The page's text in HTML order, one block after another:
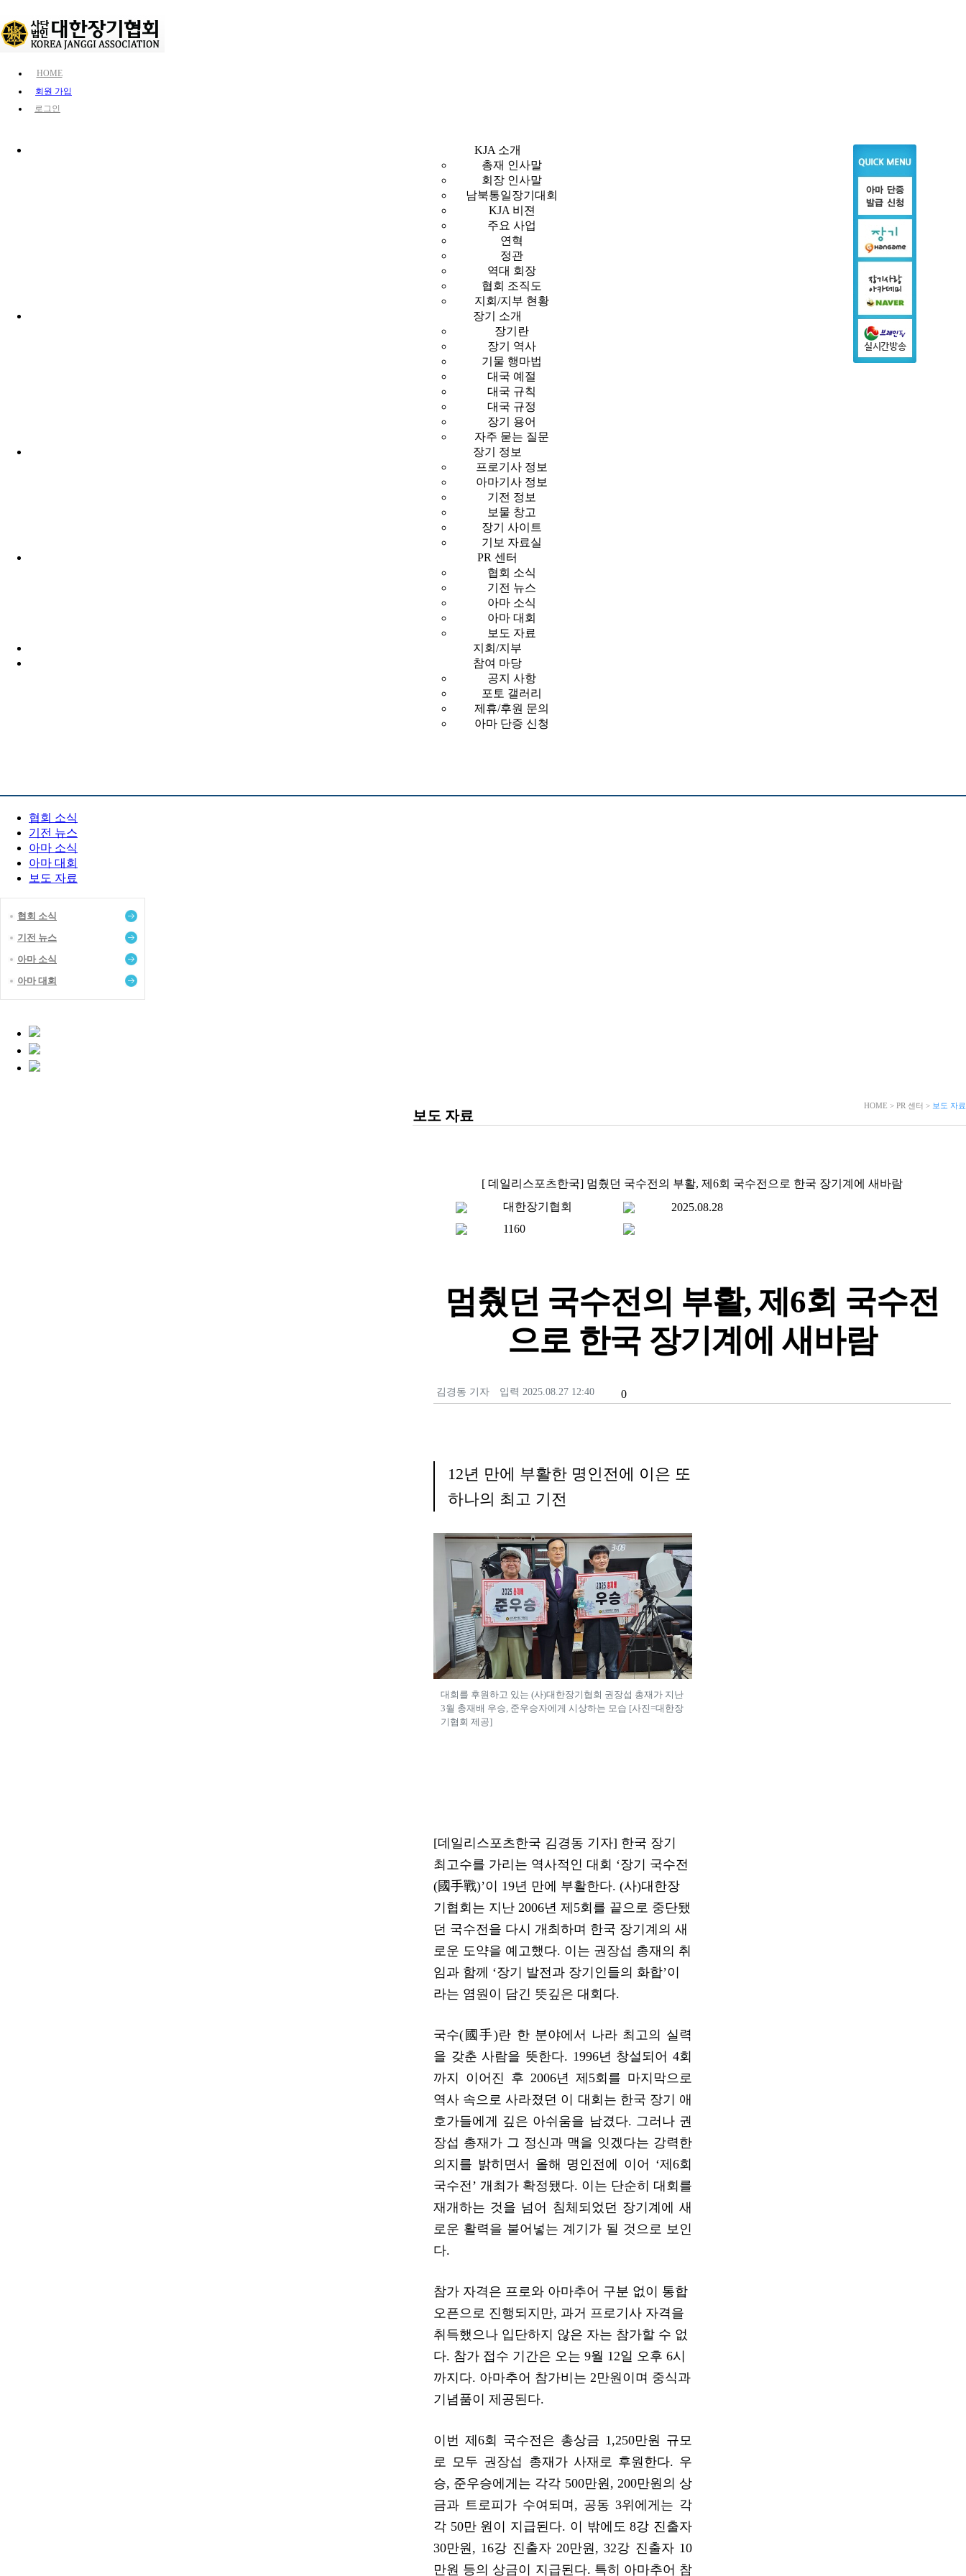
HOME
회원 가입
로그인
KJA 소개
총재 인사말
회장 인사말
남북통일장기대회
KJA 비젼
주요 사업
연혁
정관
역대 회장
협회 조직도
지회/지부 현황
장기 소개
장기란
장기 역사
기물 행마법
대국 예절
대국 규칙
대국 규정
장기 용어
자주 묻는 질문
장기 정보
프로기사 정보
아마기사 정보
기전 정보
보물 창고
장기 사이트
기보 자료실
PR 센터
협회 소식
기전 뉴스
아마 소식
아마 대회
보도 자료
지회/지부
참여 마당
공지 사항
포토 갤러리
제휴/후원 문의
아마 단증 신청
협회 소식
기전 뉴스
아마 소식
아마 대회
보도 자료
협회 소식
기전 뉴스
아마 소식
아마 대회
보도 자료
HOME > PR 센터 > 보도 자료
[ 데일리스포츠한국] 멈췄던 국수전의 부활, 제6회 국수전으로 한국 장기계에 새바람
대한장기협회
2025.08.28
1160
멈췄던 국수전의 부활, 제6회 국수전
으로 한국 장기계에 새바람
기
자
김경동 기자 입력 2025.08.27 12:40 0본
줄
본
키
본
키
12년 만에 부활한 명인전에 이은 또
하나의 최고 기전
대회를 후원하고 있는 (사)대한장기협회 권장섭 총재가 지난
3월 총재배 우승, 준우승자에게 시상하는 모습 [사진=대한장
기협회 제공]
[데일리스포츠한국 김경동 기자] 한국 장기
최고수를 가리는 역사적인 대회 ‘장기 국수전
(國手戰)’이 19년 만에 부활한다. (사)대한장
기협회는 지난 2006년 제5회를 끝으로 중단됐
던 국수전을 다시 개최하며 한국 장기계의 새
로운 도약을 예고했다. 이는 권장섭 총재의 취
임과 함께 ‘장기 발전과 장기인들의 화합’이
라는 염원이 담긴 뜻깊은 대회다.
국수(國手)란 한 분야에서 나라 최고의 실력
을 갖춘 사람을 뜻한다. 1996년 창설되어 4회
까지 이어진 후 2006년 제5회를 마지막으로
역사 속으로 사라졌던 이 대회는 한국 장기 애
호가들에게 깊은 아쉬움을 남겼다. 그러나 권
장섭 총재가 그 정신과 맥을 잇겠다는 강력한
의지를 밝히면서 올해 명인전에 이어 ‘제6회
국수전’ 개최가 확정됐다. 이는 단순히 대회를
재개하는 것을 넘어 침체되었던 장기계에 새
로운 활력을 불어넣는 계기가 될 것으로 보인
다.
참가 자격은 프로와 아마추어 구분 없이 통합
오픈으로 진행되지만, 과거 프로기사 자격을
취득했으나 입단하지 않은 자는 참가할 수 없
다. 참가 접수 기간은 오는 9월 12일 오후 6시
까지다. 아마추어 참가비는 2만원이며 중식과
기념품이 제공된다.
이번 제6회 국수전은 총상금 1,250만원 규모
로 모두 권장섭 총재가 사재로 후원한다. 우
승, 준우승에게는 각각 500만원, 200만원의 상
금과 트로피가 수여되며, 공동 3위에게는 각
각 50만 원이 지급된다. 이 밖에도 8강 진출자
30만원, 16강 진출자 20만원, 32강 진출자 10
만원 등의 상금이 지급된다. 특히 아마추어 참